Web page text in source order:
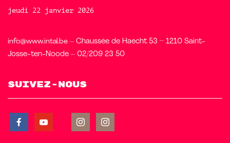
jeudi 22 janvier 2026
info@www.intal.be – Chaussée de Haecht 53 – 1210 Saint-
Josse-ten-Noode – 02/209 23 50
Suivez-nous